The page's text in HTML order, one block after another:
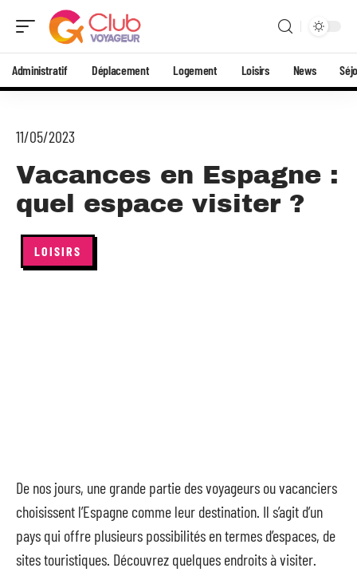
Administratif Déplacement Logement Loisirs News
11/05/2023
Vacances en Espagne :
quel espace visiter ?
LOISIRS
De nos jours, une grande partie des voyageurs ou vacanciers
choisissent l’Espagne comme leur destination. Il s’agit d’un
pays qui offre plusieurs possibilités en termes d’espaces, de
sites touristiques. Découvrez quelques endroits à visiter.